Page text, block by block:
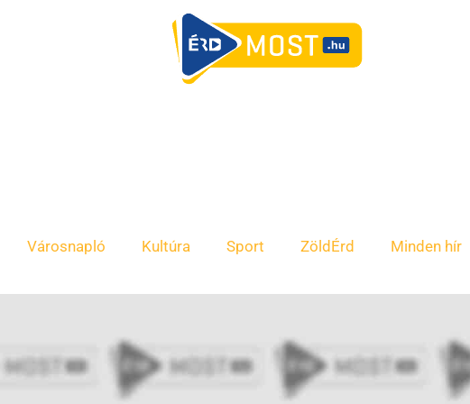
Városnapló Kultúra Sport ZöldÉrd Minden hír